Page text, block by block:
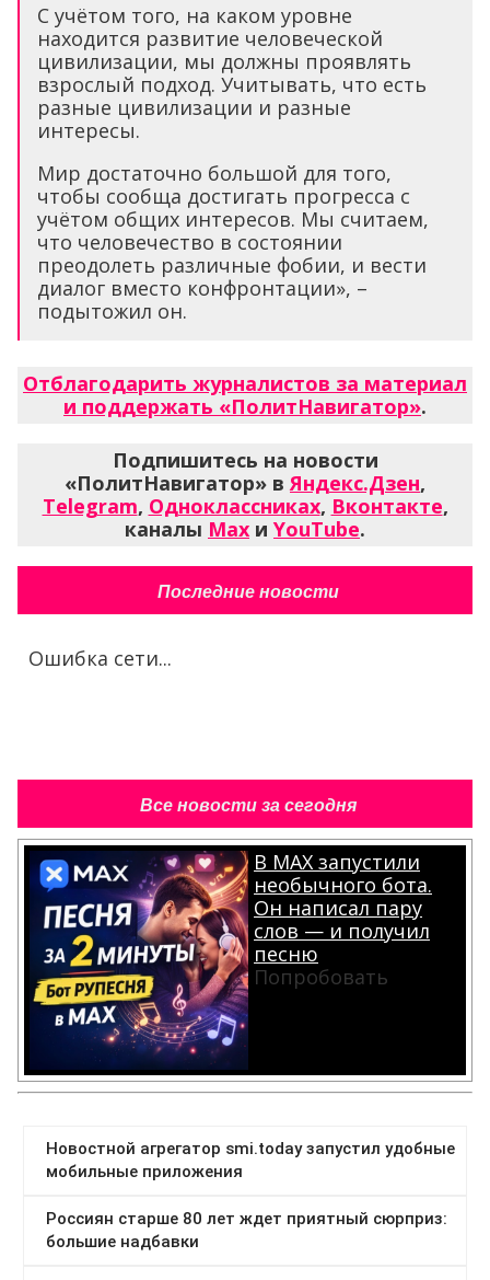
С учётом того, на каком уровне
находится развитие человеческой
цивилизации, мы должны проявлять
взрослый подход. Учитывать, что есть
разные цивилизации и разные
интересы.
Мир достаточно большой для того,
чтобы сообща достигать прогресса с
учётом общих интересов. Мы считаем,
что человечество в состоянии
преодолеть различные фобии, и вести
диалог вместо конфронтации», –
подытожил он.
Отблагодарить журналистов за материал
и поддержать «ПолитНавигатор».
Подпишитесь на новости
«ПолитНавигатор» в Яндекс.Дзен,
Telegram, Одноклассниках, Вконтакте,
каналы Max и YouTube.
Последние новости
Ошибка сети...
Все новости за сегодня
В MAX запустили
необычного бота.
Он написал пару
слов — и получил
песню
Попробовать